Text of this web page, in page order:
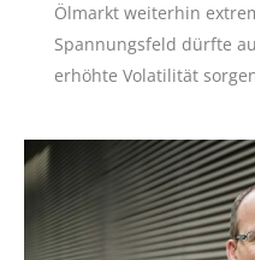
Ölmarkt weiterhin
Spannungsfeld dürfte
erhöhte Volatilität